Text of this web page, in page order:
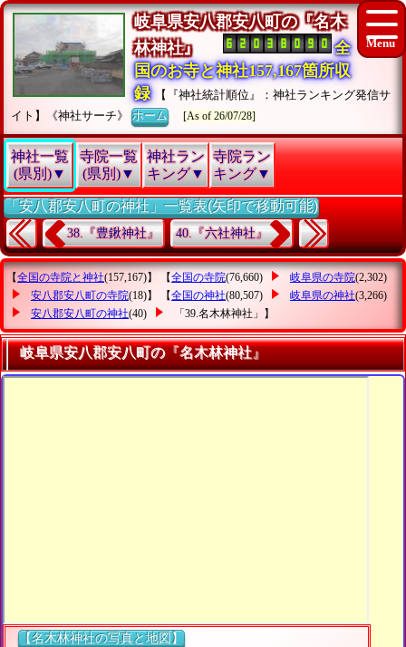
岐阜県安八郡安八町の『名木
林神社』
全
国のお寺と神社157,167箇所収
録
【『神社統計順位』：神社ランキング発信サ
イト】《神社サーチ》ホーム [As of 26/07/28]
神社一覧
(県別)▼
寺院一覧
(県別)▼
神社ラン
キング▼
寺院ラン
キング▼
「安八郡安八町の神社」一覧表(矢印で移動可能)
38.『豊鍬神社』 40.『六社神社』
【全国の寺院と神社(157,167)】 【全国の寺院(76,660) 岐阜県の寺院(2,302)
安八郡安八町の寺院(18)】 【全国の神社(80,507) 岐阜県の神社(3,266)
安八郡安八町の神社(40) 「39.名木林神社」 】
岐阜県安八郡安八町の『名木林神社』
【名木林神社の写真と地図】